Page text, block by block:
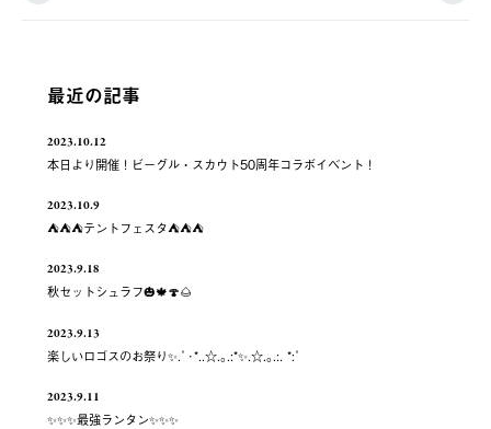
最近の記事
2023.10.12
本日より開催！ビーグル・スカウト50周年コラボイベント！
2023.10.9
⛺️⛺️⛺️テントフェスタ⛺️⛺️⛺️
2023.9.18
秋セットシュラフ🎃🍁🍄🌰
2023.9.13
楽しいロゴスのお祭り✨.ﾟ･*..☆.｡.:*✨.☆.｡.:. *:ﾟ
2023.9.11
✨✨✨最強ランタン✨✨✨